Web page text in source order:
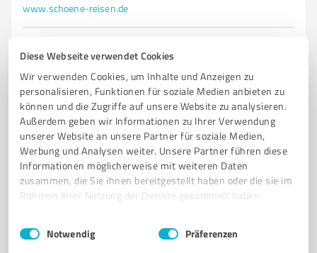
Diese Webseite verwendet Cookies
Wir verwenden Cookies, um Inhalte und Anzeigen zu
personalisieren, Funktionen für soziale Medien anbieten zu
können und die Zugriffe auf unsere Website zu analysieren.
Außerdem geben wir Informationen zu Ihrer Verwendung
unserer Website an unsere Partner für soziale Medien,
Werbung und Analysen weiter. Unsere Partner führen diese
Informationen möglicherweise mit weiteren Daten
zusammen, die Sie ihnen bereitgestellt haben oder die sie im
Rahmen Ihrer Nutzung der Dienste gesammelt haben.
Impressum Datenschutzbestimmungen
Einwilligungsauswahl
Notwendig Präferenzen
www.schoene-reisen.de
von 719 veröffentlicht (3 Quellen)
5 Beratung
Schmetterling Reisebüro lankers reisen
Reisebüro, Reiseveranstalter, Tourismus, Touristik
PAUSCHALREISEN KREUZFAHRTEN MIETWAGEN STÄDTEREISEN
LAST MINUTE REISEN REISEBERATUNG